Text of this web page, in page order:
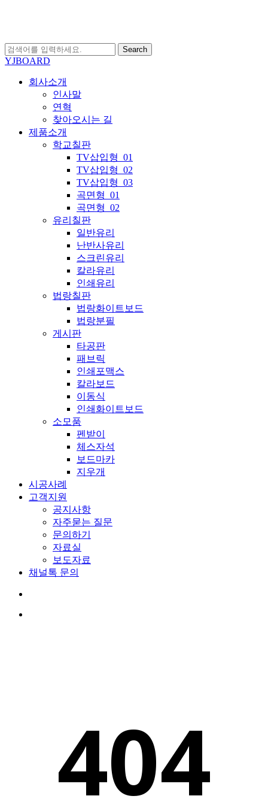
content
Search
Close
YJBOARD
search
Menu
회사소개
인사말
연혁
찾아오시는 길
제품소개
학교칠판
TV삽입형_01
TV삽입형_02
TV삽입형_03
곡면형_01
곡면형_02
유리칠판
일반유리
난반사유리
스크린유리
칼라유리
인쇄유리
법랑칠판
법랑화이트보드
법랑분필
게시판
타공판
패브릭
인쇄포맥스
칼라보드
이동식
인쇄화이트보드
소모품
펜받이
체스자석
보드마카
지우개
시공사례
고객지원
공지사항
자주묻는 질문
문의하기
자료실
보도자료
채 널톡 문의
404